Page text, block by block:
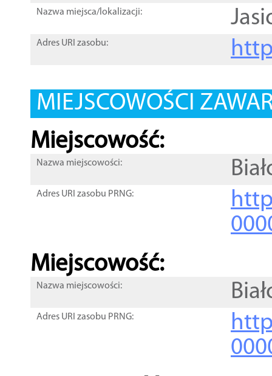
Nazwa miejsca/lokalizacji:
Adres URI zasobu:
MIEJSCOWOŚCI
Miejscowość:
Nazwa miejscowości:
Adres URI zasobu PRNG:
Miejscowość:
Nazwa miejscowości:
Adres URI zasobu PRNG: